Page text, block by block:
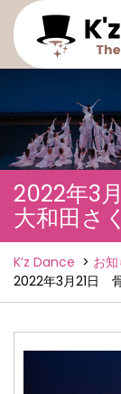
Skip
to
content
2022年3
大和田さ
K’z Dance > お
2022年3月21日